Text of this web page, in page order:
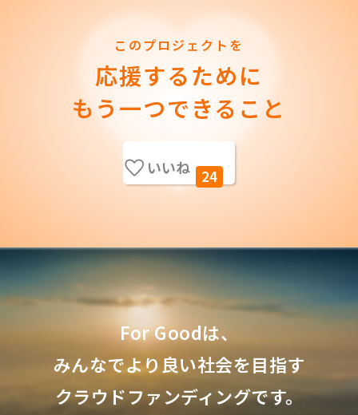
このプロジェクトを
応援するために
もう一つできること
いいね 24
For Goodは、
みんなでより良い社会を目指す
クラウドファンディングです。